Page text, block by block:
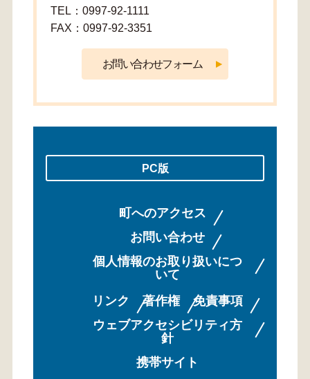
TEL：0997-92-1111
FAX：0997-92-3351
PC版
町へのアクセス
お問い合わせ
個人情報のお取り扱いにつ
いて
リンク
著作権
免責事項
ウェブアクセシビリティ方
針
携帯サイト